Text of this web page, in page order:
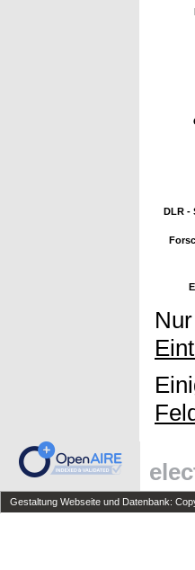
DLR -
Gestaltung Webseite und Datenbank: